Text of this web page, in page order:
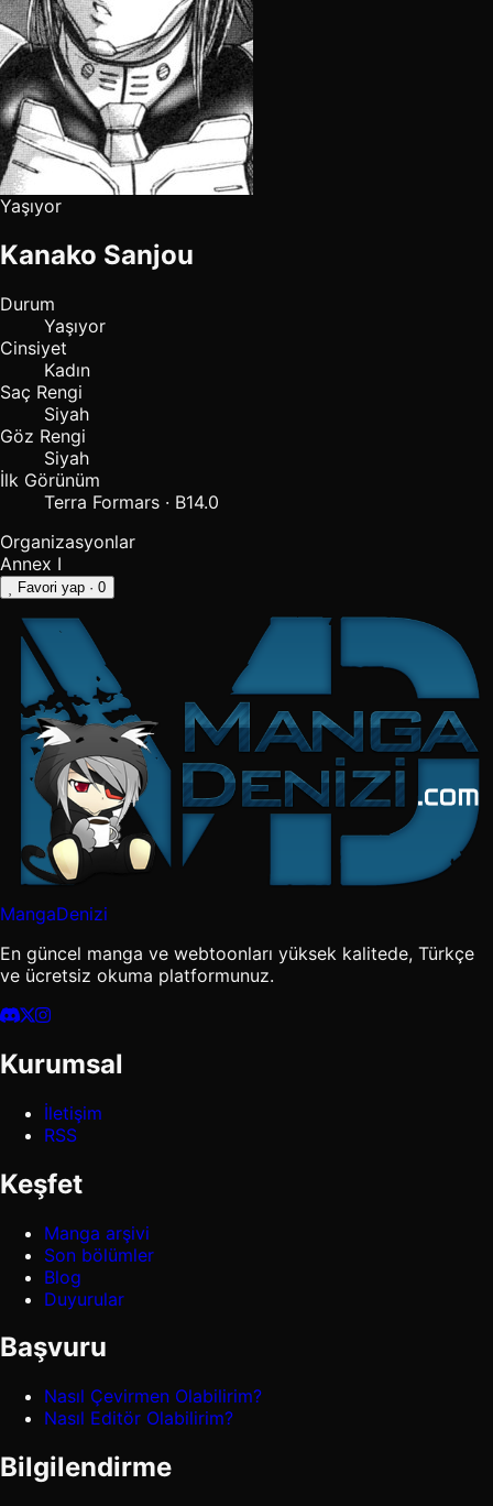
Yaşıyor
Kanako Sanjou
Durum
Yaşıyor
Cinsiyet
Kadın
Saç Rengi
Siyah
Göz Rengi
Siyah
İlk Görünüm
Terra Formars · B14.0
Organizasyonlar
Annex I
Favori yap · 0
MangaDenizi
En güncel manga ve webtoonları yüksek kalitede, Türkçe
ve ücretsiz okuma platformunuz.
Kurumsal
İletişim
RSS
Keşfet
Manga arşivi
Son bölümler
Blog
Duyurular
Başvuru
Nasıl Çevirmen Olabilirim?
Nasıl Editör Olabilirim?
Bilgilendirme